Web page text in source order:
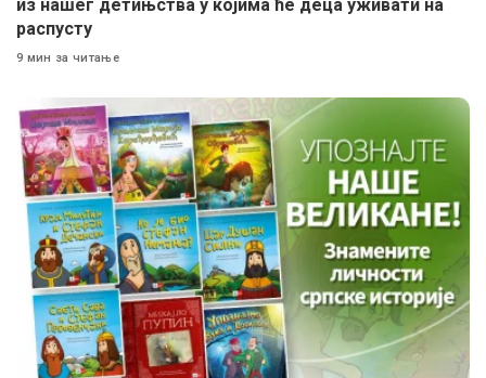
из нашег детињства у којима ће деца уживати на
распусту
9 мин за читање